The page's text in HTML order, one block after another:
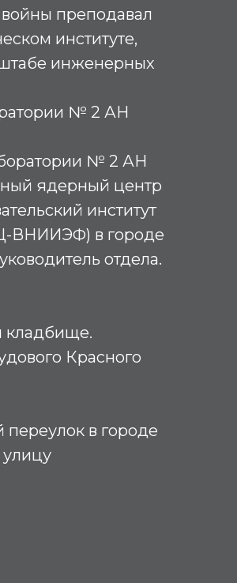
преподавал
институте,
инженерных
№ 2 АН
№ 2 АН
ядерный центр
институт
ВНИИЭФ) в городе
отдела.
кладбище.
Красного
в городе